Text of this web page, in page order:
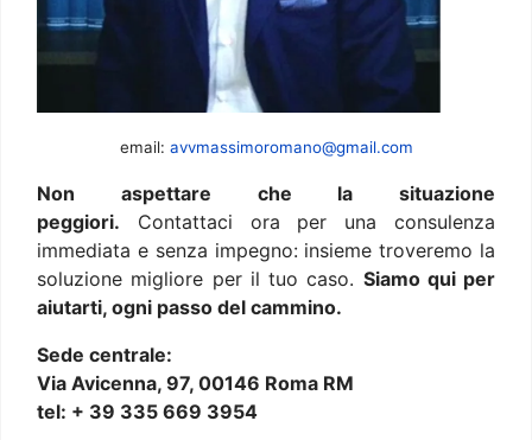
email: avvmassimoromano@gmail.com
Non aspettare che la situazione
peggiori. Contattaci ora per una consulenza
immediata e senza impegno: insieme troveremo la
soluzione migliore per il tuo caso. Siamo qui per
aiutarti, ogni passo del cammino.
Sede centrale:
Via Avicenna, 97, 00146 Roma RM
tel: + 39 335 669 3954